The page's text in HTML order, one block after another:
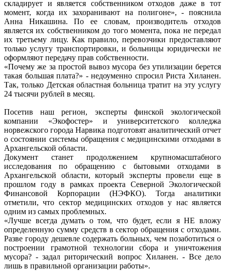
складирует и является собственником отходов даже в тот
момент, когда их захоранивают на полигоне», - пояснила
Анна Никашина. По ее словам, производитель отходов
является их собственником до того момента, пока не передал
их третьему лицу. Как правило, перевозчики предоставляют
только услугу транспортировки, и больницы юридически не
оформляют передачу прав собственности.
«Почему же за простой вывоз мусора без утилизации берется
такая большая плата?» - недоуменно спросил Риста Хиланен.
Так, только Детская областная больница тратит на эту услугу
24 тысячи рублей в месяц.
Посетив наш регион, эксперты финской экологической
компании «Экофостер» и университетского колледжа
норвежского города Нарвика подготовят аналитический отчет
о состоянии системы обращения с медицинскими отходами в
Архангельской области.
Документ станет продолжением крупномасштабного
исследования по обращению с бытовыми отходами в
Архангельской области, который эксперты провели еще в
прошлом году в рамках проекта Северной Экологической
Финансовой Корпорации (НЭФКО). Тогда аналитики
отметили, что сектор медицинских отходов у нас является
одним из самых проблемных.
«Лучше всегда думать о том, что будет, если я НЕ вложу
определенную сумму средств в сектор обращения с отходами.
Разве городу дешевле содержать больных, чем позаботиться о
построении грамотной технологии сбора и уничтожения
мусора? - задал риторический вопрос Хиланен. - Все дело
лишь в правильной организации работы».